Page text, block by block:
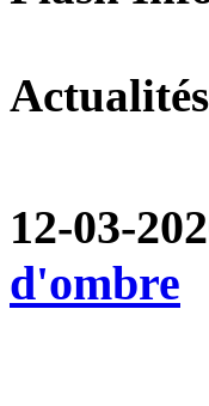
Actualités
12-03-
d'ombre